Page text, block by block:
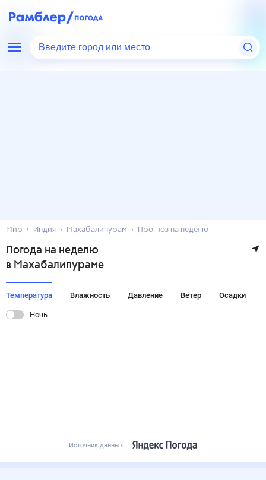
Введите город или место
Мир Индия Махабалипурам Прогноз на неделю
Погода на неделю
в Махабалипураме
Температура Влажность Давление Ветер Осадки
Ночь
Источник данных